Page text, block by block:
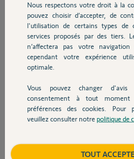
Chauffage
Autres produits
Devis avec un pro
Contact
Bernard
il y a plus de 4 ans
Participer au fil
Réponses
Si vous rencontrez des difficultés à débrayer
des casses.
Nous respectons votre droit à la
pouvez choisir d’accepter, de
l'utilisation de certains types de
services proposés par des tiers.
n’affectera pas votre
cependant votre expérience
optimale.
Vous pouvez changer
consentement à tout
préférences des cookies. Pour
veuillez consulter notre politique de
TOUT